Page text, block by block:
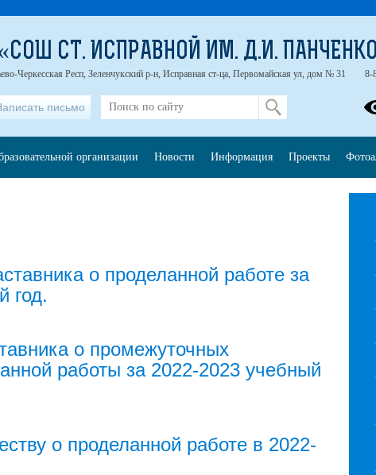
о проделанной работе за
год.
о промежуточных
работы за 2022-2023 учебный
о проделанной работе в 2022-
СТ. ИСПРАВНОЙ ИМ. Д.И.
Черкесская Респ, Зеленчукский р-н, Исправная ст-ца, Первомайская ул, дом № 31 8-
письмо
организации Новости Информация Проекты